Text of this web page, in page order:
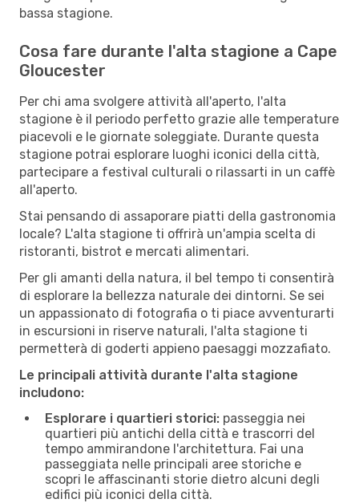
bassa stagione.
Cosa fare durante l'alta stagione a Cape
Gloucester
Per chi ama svolgere attività all'aperto, l'alta
stagione è il periodo perfetto grazie alle temperature
piacevoli e le giornate soleggiate. Durante questa
stagione potrai esplorare luoghi iconici della città,
partecipare a festival culturali o rilassarti in un caffè
all'aperto.
Stai pensando di assaporare piatti della gastronomia
locale? L'alta stagione ti offrirà un'ampia scelta di
ristoranti, bistrot e mercati alimentari.
Per gli amanti della natura, il bel tempo ti consentirà
di esplorare la bellezza naturale dei dintorni. Se sei
un appassionato di fotografia o ti piace avventurarti
in escursioni in riserve naturali, l'alta stagione ti
permetterà di goderti appieno paesaggi mozzafiato.
Le principali attività durante l'alta stagione
includono:
Esplorare i quartieri storici: passeggia nei
quartieri più antichi della città e trascorri del
tempo ammirandone l'architettura. Fai una
passeggiata nelle principali aree storiche e
scopri le affascinanti storie dietro alcuni degli
edifici più iconici della città.